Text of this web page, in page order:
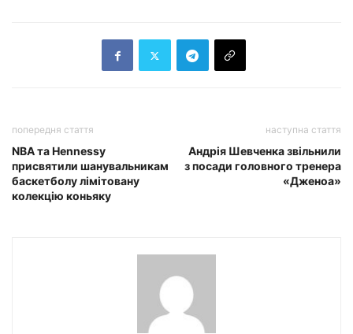
попередня стаття
NBA та Hennessy
присвятили шанувальникам
баскетболу лімітовану
колекцію коньяку
наступна стаття
Андрія Шевченка звільнили
з посади головного тренера
«Дженоа»